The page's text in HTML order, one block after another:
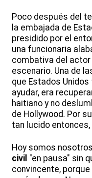
Poco después del
la embajada de
presidido por el
una funcionaria
combativa del actor
escenario. Una de
que Estados
ayudar, era
haitiano y no
de Hollywood. Por
tan lucido entonces,
Hoy somos
civil "en pausa" sin
convincente,